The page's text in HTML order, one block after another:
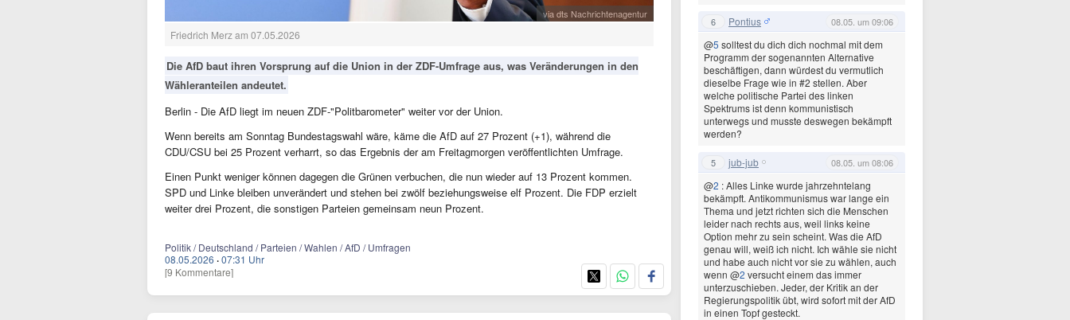
via dts Nachrichtenagentur
Friedrich Merz am 07.05.2026
Die AfD baut ihren Vorsprung auf die Union in der ZDF-Umfrage aus, was Veränderungen in den
Wähleranteilen andeutet.
Berlin - Die AfD liegt im neuen ZDF-"Politbarometer" weiter vor der Union.
Wenn bereits am Sonntag Bundestagswahl wäre, käme die AfD auf 27 Prozent (+1), während die
CDU/CSU bei 25 Prozent verharrt, so das Ergebnis der am Freitagmorgen veröffentlichten Umfrage.
Einen Punkt weniger können dagegen die Grünen verbuchen, die nun wieder auf 13 Prozent kommen.
SPD und Linke bleiben unverändert und stehen bei zwölf beziehungsweise elf Prozent. Die FDP erzielt
weiter drei Prozent, die sonstigen Parteien gemeinsam neun Prozent.
Politik / Deutschland / Parteien / Wahlen / AfD / Umfragen
08.05.2026 ·07:31 Uhr
[9 Kommentare]
6 Pontius 08.05. um 09:06
@5 solltest du dich dich nochmal mit dem
Programm der sogenannten Alternative
beschäftigen, dann würdest du vermutlich
dieselbe Frage wie in #2 stellen. Aber
welche politische Partei des linken
Spektrums ist denn kommunistisch
unterwegs und musste deswegen bekämpft
werden?
5 jub-jub 08.05. um 08:06
@2 : Alles Linke wurde jahrzehntelang
bekämpft. Antikommunismus war lange ein
Thema und jetzt richten sich die Menschen
leider nach rechts aus, weil links keine
Option mehr zu sein scheint. Was die AfD
genau will, weiß ich nicht. Ich wähle sie nicht
und habe auch nicht vor sie zu wählen, auch
wenn @2 versucht einem das immer
unterzuschieben. Jeder, der Kritik an der
Regierungspolitik übt, wird sofort mit der AfD
in einen Topf gesteckt.